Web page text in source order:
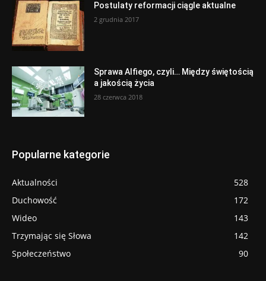
Postulaty reformacji ciągle aktualne
2 grudnia 2017
Sprawa Alfiego, czyli… Między świętością
a jakością życia
28 czerwca 2018
Popularne kategorie
Aktualności
528
Duchowość
172
Wideo
143
Trzymając się Słowa
142
Społeczeństwo
90